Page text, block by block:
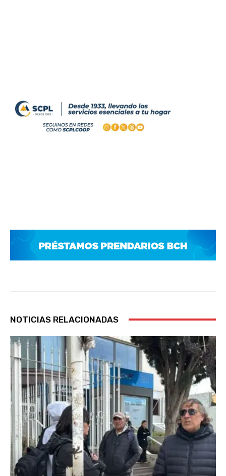
NOTICIAS RELACIONADAS